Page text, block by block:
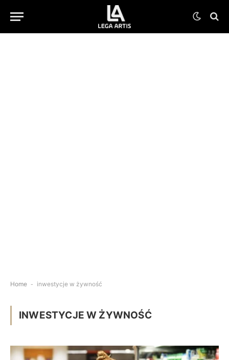
Home - inwestycje w żywność
INWESTYCJE W ŻYWNOŚĆ